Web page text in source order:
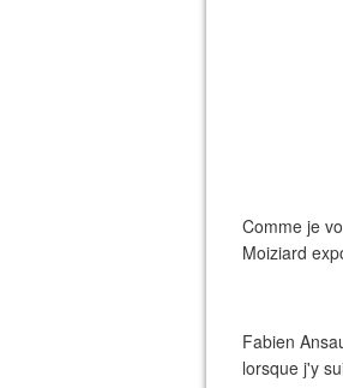
Comme je
Moiziard
Fabien
lorsque j'y